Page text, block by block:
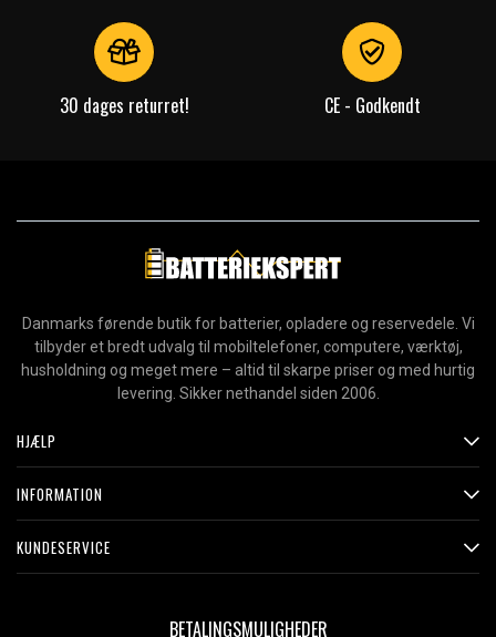
30 dages returret! CE - Godkendt
Danmarks førende butik for batterier, opladere og reservedele. Vi
tilbyder et bredt udvalg til mobiltelefoner, computere, værktøj,
husholdning og meget mere – altid til skarpe priser og med hurtig
levering. Sikker nethandel siden 2006.
HJÆLP
INFORMATION
KUNDESERVICE
BETALINGSMULIGHEDER